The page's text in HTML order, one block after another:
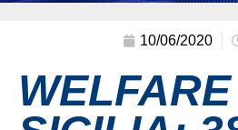
Eventi
Archivio
10/06/2020